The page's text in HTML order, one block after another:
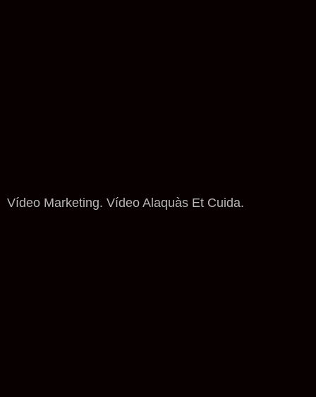
Vídeo Marketing. Vídeo Alaquàs Et Cuida.